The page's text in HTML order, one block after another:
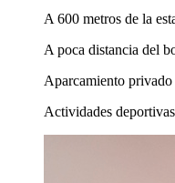
A 600 metros de la
A poca distancia del
Aparcamiento
Actividades